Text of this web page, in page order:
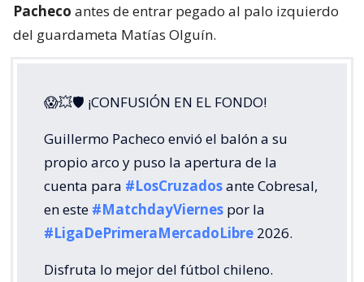
Pacheco antes de entrar pegado al palo izquierdo
del guardameta Matías Olguín.
😱💥🛡 ¡CONFUSIÓN EN EL FONDO!
Guillermo Pacheco envió el balón a su
propio arco y puso la apertura de la
cuenta para #LosCruzadosante Cobresal,
en este #MatchdayViernes por la
#LigaDePrimeraMercadoLibre 2026.
Disfruta lo mejor del fútbol chileno.